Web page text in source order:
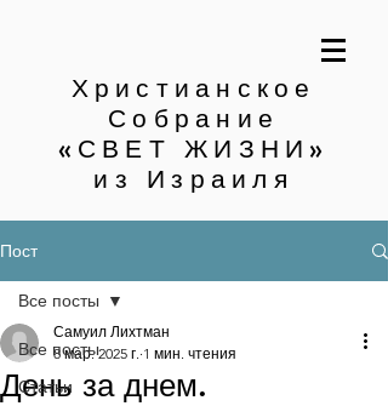
Христианское
Собрание
«СВЕТ ЖИЗНИ»
из Израиля
Пост
Все посты
Статьи
Все посты
День за днем.
Самуил Лихтман
8 мар. 2025 г. 1 мин. чтения